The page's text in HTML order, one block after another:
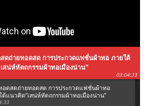
ดถ่ายทอดสด การประกวดแฟชั่นผ้าทอ ภายใต้
สน่ห์หัตถกรรมผ้าทอเมืองน่าน”
03:04:33
อดสดถ่ายทอดสด การประกวดแฟชั่นผ้าทอ
ต้แนวคิด“เสน่ห์หัตถกรรมผ้าทอเมืองน่าน”